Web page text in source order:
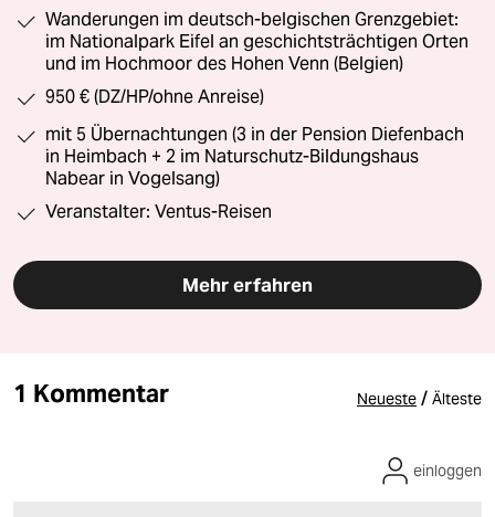
Wanderungen im deutsch-belgischen Grenzgebiet:
im Nationalpark Eifel an geschichtsträchtigen Orten
und im Hochmoor des Hohen Venn (Belgien)
950 € (DZ/HP/ohne Anreise)
mit 5 Übernachtungen (3 in der Pension Diefenbach
in Heimbach + 2 im Naturschutz-Bildungshaus
Nabear in Vogelsang)
Veranstalter: Ventus-Reisen
Mehr erfahren
1 Kommentar Neueste / Älteste
einloggen